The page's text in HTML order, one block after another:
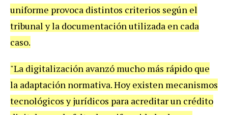
uniforme provoca distintos criterios según el
tribunal y la documentación utilizada en cada
caso.
"La digitalización avanzó mucho más rápido que
la adaptación normativa. Hoy existen mecanismos
tecnológicos y jurídicos para acreditar un crédito